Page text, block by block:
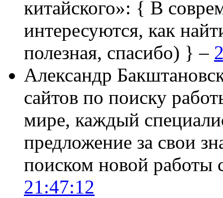
китайского»: { В
интересуются, как
полезная, спасибо) } –
Александр
сайтов по поиску
мире, каждый
предложение за свои
поиском новой
21:47:12